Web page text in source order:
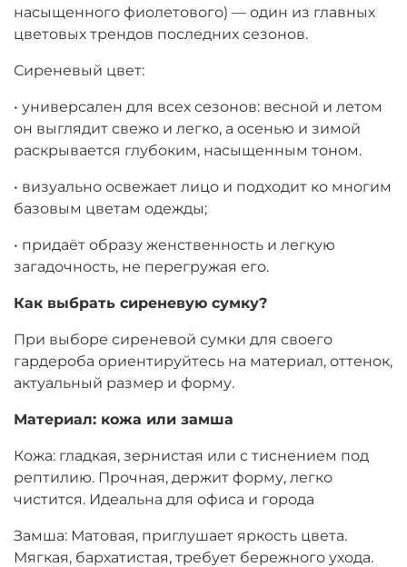
насыщенного фиолетового) — один из главных
цветовых трендов последних сезонов.
Сиреневый цвет:
• универсален для всех сезонов: весной и летом
он выглядит свежо и легко, а осенью и зимой
раскрывается глубоким, насыщенным тоном.
• визуально освежает лицо и подходит ко многим
базовым цветам одежды;
• придаёт образу женственность и легкую
загадочность, не перегружая его.
Как выбрать сиреневую сумку?
При выборе сиреневой сумки для своего
гардероба ориентируйтесь на материал, оттенок,
актуальный размер и форму.
Материал: кожа или замша
Кожа: гладкая, зернистая или с тиснением под
рептилию. Прочная, держит форму, легко
чистится. Идеальна для офиса и города
Замша: Матовая, приглушает яркость цвета.
Мягкая, бархатистая, требует бережного ухода.